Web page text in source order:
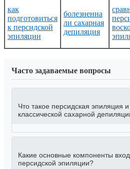
как
подготовиться
к персидской
эпиляции
болезненна
ли сахарная
депиляция
Часто задаваемые вопросы
Что такое персидская эпиляция
классической сахарной
Какие основные компоненты
персидской эпиляции?